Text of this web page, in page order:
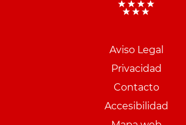
Aviso Legal
Privacidad
Contacto
Accesibilidad